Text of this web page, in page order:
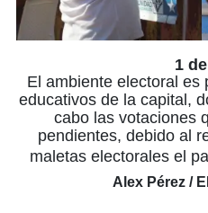
1
El ambiente electoral es
educativos de la capital,
cabo las votaciones
pendientes, debido al
maletas electorales el
Alex Pérez /